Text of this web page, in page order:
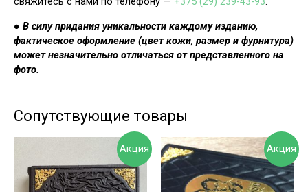
● В силу придания уникальности каждому изданию,
фактическое оформление (цвет кожи, размер и фурнитура)
может незначительно отличаться от представленного на
фото.
Сопутствующие товары
Акция Акция